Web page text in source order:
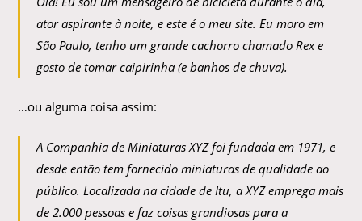
ator aspirante à noite, e este é o meu site. Eu moro em
São Paulo, tenho um grande cachorro chamado Rex e
gosto de tomar caipirinha (e banhos de chuva).
…ou alguma coisa assim:
A Companhia de Miniaturas XYZ foi fundada em 1971, e
desde então tem fornecido miniaturas de qualidade ao
público. Localizada na cidade de Itu, a XYZ emprega mais
de 2.000 pessoas e faz coisas grandiosas para a